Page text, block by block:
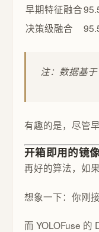
早期特征融合
决策级融合
注：数据基
有趣的是，尽管
开箱即用的镜
再好的算法，如
想象一下：你刚
而 YOLOFuse 的